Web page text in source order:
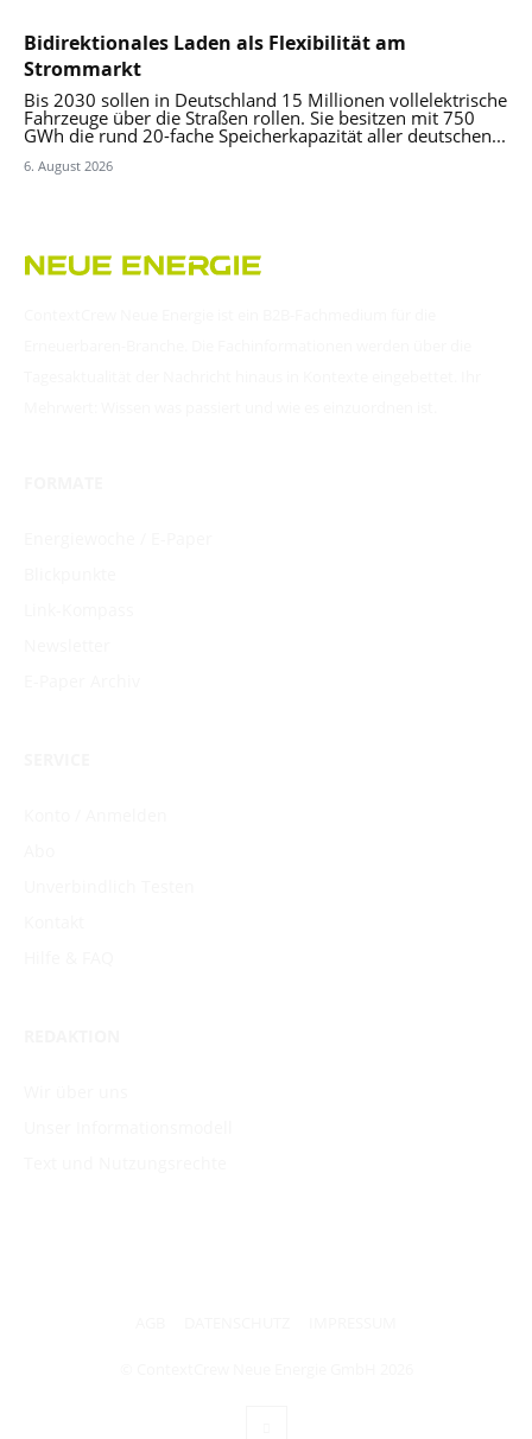
Bidirektionales Laden als Flexibilität am
Strommarkt
Bis 2030 sollen in Deutschland 15 Millionen vollelektrische
Fahrzeuge über die Straßen rollen. Sie besitzen mit 750
GWh die rund 20-fache Speicherkapazität aller deutschen...
6. August 2026